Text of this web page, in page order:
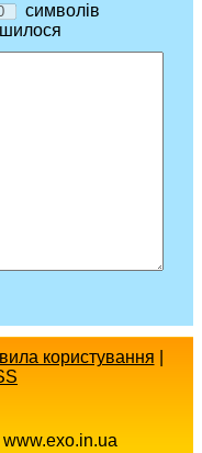
символів
користування
www.exo.in.ua